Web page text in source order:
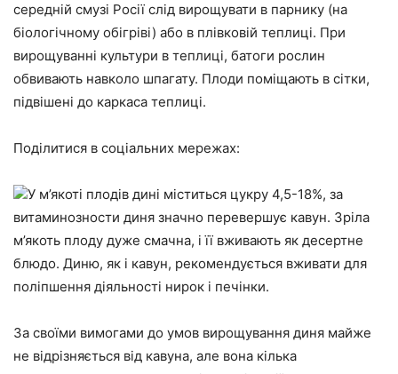
середній смузі Росії слід вирощувати в парнику (на
біологічному обігріві) або в плівковій теплиці. При
вирощуванні культури в теплиці, батоги рослин
обвивають навколо шпагату. Плоди поміщають в сітки,
підвішені до каркаса теплиці.
Поділитися в соціальних мережах:
У м’якоті плодів дині міститься цукру 4,5-18%, за
витаминозности диня значно перевершує кавун. Зріла
м’якоть плоду дуже смачна, і її вживають як десертне
блюдо. Диню, як і кавун, рекомендується вживати для
поліпшення діяльності нирок і печінки.
За своїми вимогами до умов вирощування диня майже
не відрізняється від кавуна, але вона кілька